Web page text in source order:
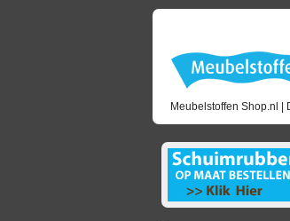
Meubelstoffen Shop.nl |